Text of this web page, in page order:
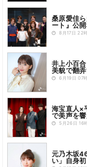
桑原愛佳
ート』公
8月17日 22
井上小百
美貌で翻
6月19日 07
海宝直人×
で美声を
5月26日 16
元乃木坂
い」自身